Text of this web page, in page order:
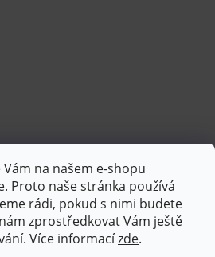
na našem e-shopu
Proto naše stránka používá
rádi, pokud s nimi budete
zprostředkovat Vám ještě
Více informacízde.